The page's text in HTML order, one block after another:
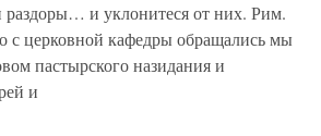
раздоры… и уклонитеся от них. Рим.
с церковной кафедры обращались мы
пастырского назидания и
и